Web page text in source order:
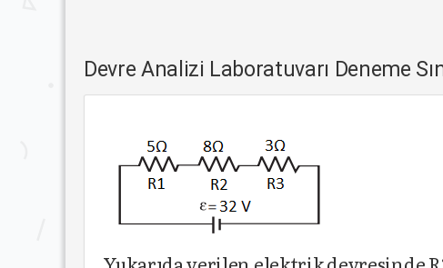
Devre Analizi Laboratuvarı Deneme